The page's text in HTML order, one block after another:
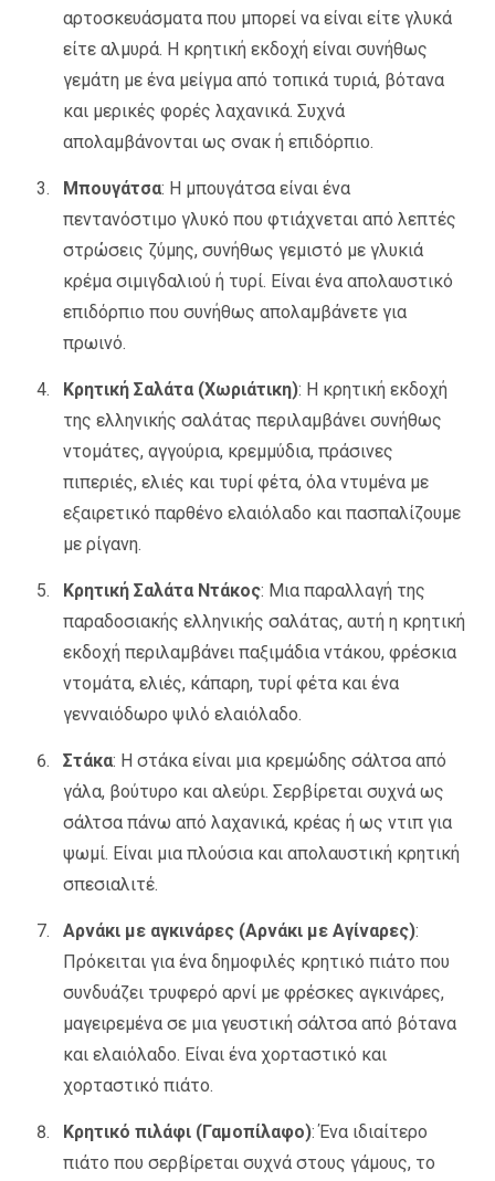
αρτοσκευάσματα που μπορεί να είναι είτε γλυκά
είτε αλμυρά. Η κρητική εκδοχή είναι συνήθως
γεμάτη με ένα μείγμα από τοπικά τυριά, βότανα
και μερικές φορές λαχανικά. Συχνά
απολαμβάνονται ως σνακ ή επιδόρπιο.
Μπουγάτσα: Η μπουγάτσα είναι ένα
πεντανόστιμο γλυκό που φτιάχνεται από λεπτές
στρώσεις ζύμης, συνήθως γεμιστό με γλυκιά
κρέμα σιμιγδαλιού ή τυρί. Είναι ένα απολαυστικό
επιδόρπιο που συνήθως απολαμβάνετε για
πρωινό.
Κρητική Σαλάτα (Χωριάτικη): Η κρητική εκδοχή
της ελληνικής σαλάτας περιλαμβάνει συνήθως
ντομάτες, αγγούρια, κρεμμύδια, πράσινες
πιπεριές, ελιές και τυρί φέτα, όλα ντυμένα με
εξαιρετικό παρθένο ελαιόλαδο και πασπαλίζουμε
με ρίγανη.
Κρητική Σαλάτα Ντάκος: Μια παραλλαγή της
παραδοσιακής ελληνικής σαλάτας, αυτή η κρητική
εκδοχή περιλαμβάνει παξιμάδια ντάκου, φρέσκια
ντομάτα, ελιές, κάπαρη, τυρί φέτα και ένα
γενναιόδωρο ψιλό ελαιόλαδο.
Στάκα: Η στάκα είναι μια κρεμώδης σάλτσα από
γάλα, βούτυρο και αλεύρι. Σερβίρεται συχνά ως
σάλτσα πάνω από λαχανικά, κρέας ή ως ντιπ για
ψωμί. Είναι μια πλούσια και απολαυστική κρητική
σπεσιαλιτέ.
Αρνάκι με αγκινάρες (Αρνάκι με Αγίναρες):
Πρόκειται για ένα δημοφιλές κρητικό πιάτο που
συνδυάζει τρυφερό αρνί με φρέσκες αγκινάρες,
μαγειρεμένα σε μια γευστική σάλτσα από βότανα
και ελαιόλαδο. Είναι ένα χορταστικό και
χορταστικό πιάτο.
Κρητικό πιλάφι (Γαμοπίλαφο): Ένα ιδιαίτερο
πιάτο που σερβίρεται συχνά στους γάμους, το